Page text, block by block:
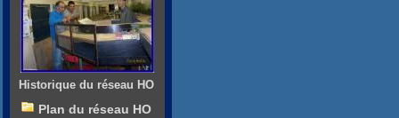
Historique du réseau HO
Plan du réseau HO